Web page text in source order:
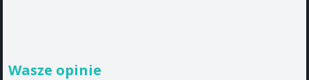
Wasze opinie